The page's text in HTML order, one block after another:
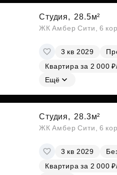
Студия, 28.5м²
ЖК Амбер Сити, 6
3 кв 2029
Квартира за 2 000
Ещё
Студия, 28.3м²
ЖК Амбер Сити, 6
3 кв 2029
Квартира за 2 000